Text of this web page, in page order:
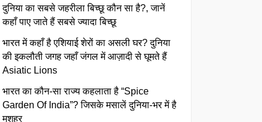
दुनिया का सबसे जहरीला बिच्छू कौन सा है?, जानें
कहाँ पाए जाते हैं सबसे ज्यादा बिच्छू
भारत में कहाँ है एशियाई शेरों का असली घर? दुनिया
की इकलौती जगह जहाँ जंगल में आज़ादी से घूमते हैं
Asiatic Lions
भारत का कौन-सा राज्य कहलाता है “Spice
Garden Of India”? जिसके मसालें दुनिया-भर में है
मशहूर